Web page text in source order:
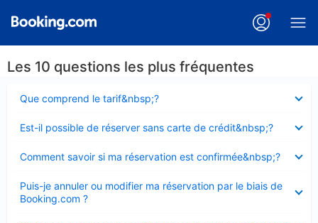
Les 10 questions les plus fréquentes
Que comprend le tarif&nbsp;?
fermé
Est-il possible de réserver sans carte de crédit&nbsp;?
fermé
Comment savoir si ma réservation est confirmée&nbsp;?
fermé
Puis-je annuler ou modifier ma réservation par le biais de
Booking.com ?
fermé